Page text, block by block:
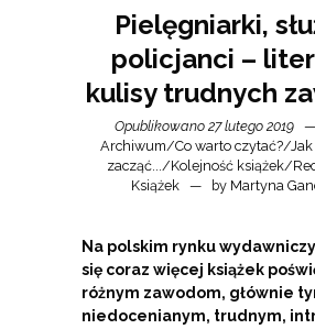
Pielęgniarki,
policjanci –
kulisy trudnych
Opublikowano 27 lutego 2019
Archiwum/Co warto czytać?/Jak
zacząć.../Kolejność książek/
Książek
by Martyna
Na polskim rynku
się coraz więcej książek
różnym zawodom, głównie
niedocenianym, trudnym,